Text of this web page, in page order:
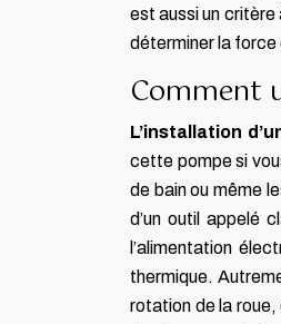
est aussi un critère
déterminer la
Comment
L’installation
cette pompe si
de bain ou même
d’un outil appelé
l’alimentation
thermique.
rotation de la roue,